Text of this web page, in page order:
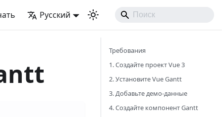
Русский
Требования
1. Создайте проект Vue 3
2. Установите Vue Gantt
3. Добавьте демо-данные
4. Создайте компонент Gantt